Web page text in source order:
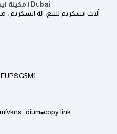
مكينة ايسكريم للبيع في الإمارات - الرياض | Dubai
آلات ايسكريم للبيع، الة ايسكريم
link